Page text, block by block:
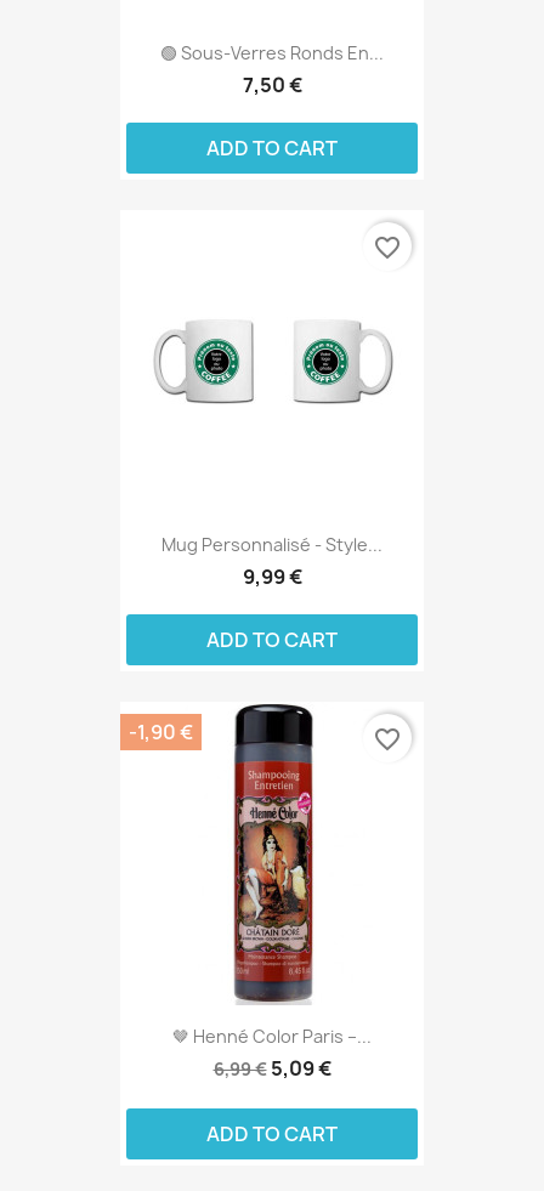
🟢 Sous‑verres Ronds En...
7,50 €
ADD TO CART
Mug Personnalisé - Style...
9,99 €
ADD TO CART
favorite_border
🤎 Henné Color Paris –...
6,99 € 5,09 €
-1,90 €
ADD TO CART
favorite_border